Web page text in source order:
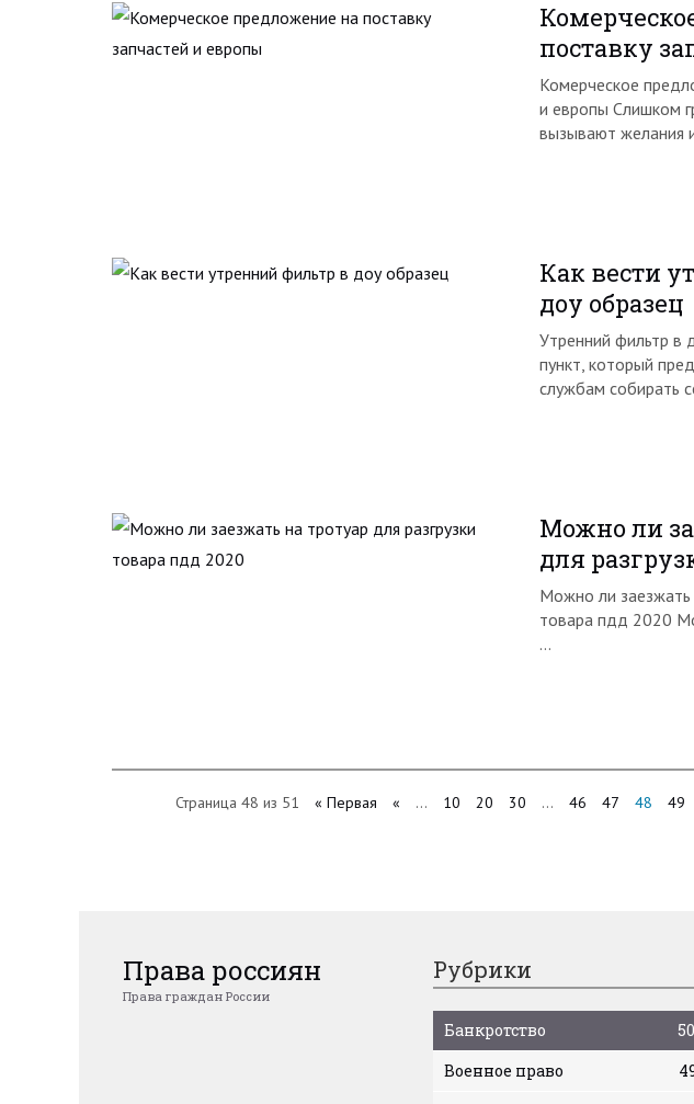
поставку
Комерческое
и европы Слишком
вызывают желания
Как вести
доу образец
Утренний фильтр в
пункт, который
службам собирать
Можно ли
для
Можно ли заезжать
товара пдд 2020
…
Страница 48 из 51 « Первая « ... 10 20 30 ... 46 47 48 49
Права россиян
Права граждан России
Рубрики
Банкротство
Военное право